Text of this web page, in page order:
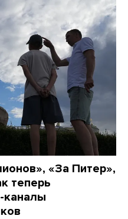
«За Питер»,
теперь
каналы